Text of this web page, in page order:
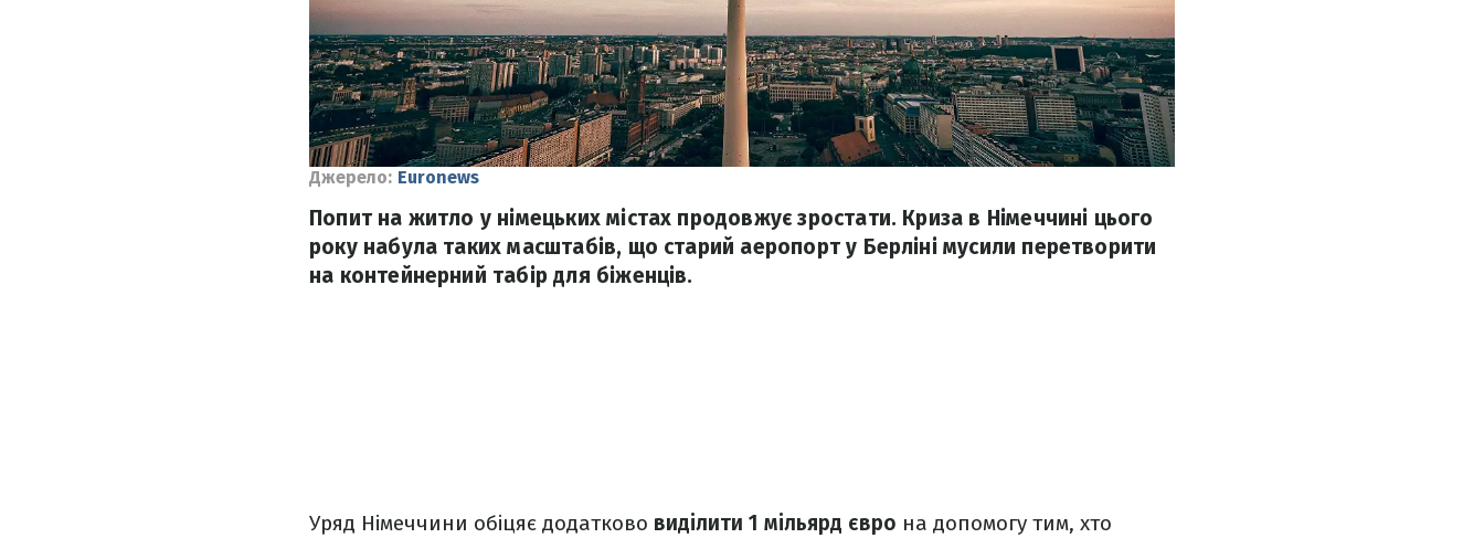
Джерело: Euronews
Попит на житло у німецьких містах продовжує зростати. Криза в Німеччині цього
року набула таких масштабів, що старий аеропорт у Берліні мусили перетворити
на контейнерний табір для біженців.
Уряд Німеччини обіцяє додатково виділити 1 мільярд євро на допомогу тим, хто